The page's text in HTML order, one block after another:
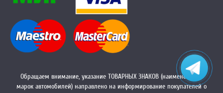
Обращаем внимание, указание ТОВАРНЫХ ЗНАКОВ (наименований
марок автомобилей) направлено на информирование покупателей о